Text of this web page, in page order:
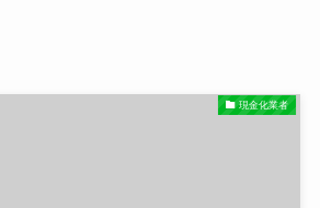
現金化業者